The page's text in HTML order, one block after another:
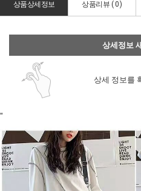
상품상세정보 상품리뷰 ( 0)
상세정보
상세 정보를
"